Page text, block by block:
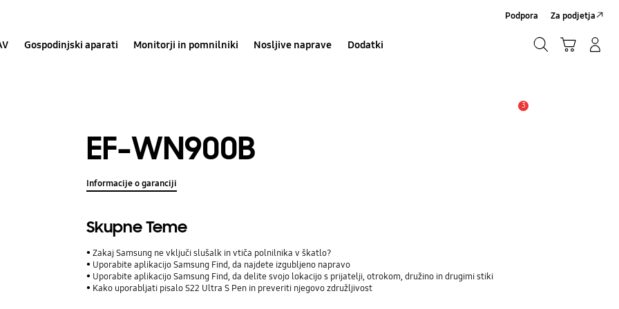
Gospodinjski aparati Monitorji in pomnilniki Nosljive naprave Dodatki
Podpora Za podjetja
3
EF-WN900B
Informacije o garanciji
Skupne Teme
Zakaj Samsung ne vključi slušalk in vtiča polnilnika v škatlo?
Uporabite aplikacijo Samsung Find, da najdete izgubljeno napravo
Uporabite aplikacijo Samsung Find, da delite svojo lokacijo s prijatelji, otrokom, družino in drugimi stiki
Kako uporabljati pisalo S22 Ultra S Pen in preveriti njegovo združljivost